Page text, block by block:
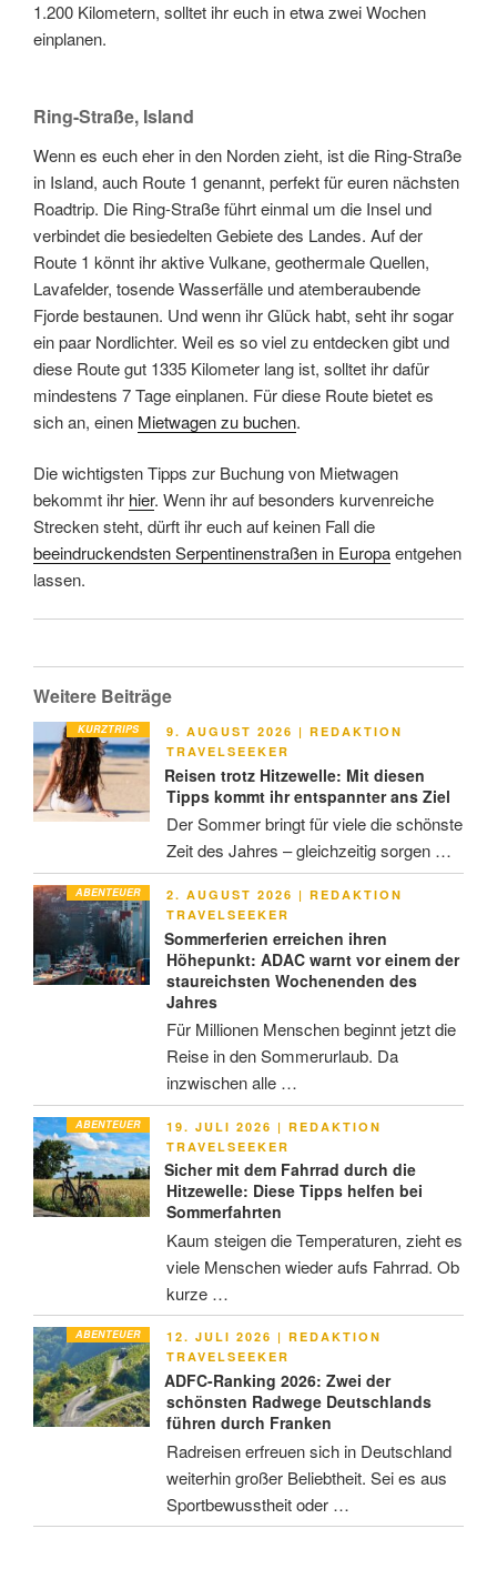
1.200 Kilometern, solltet ihr euch in etwa zwei Wochen
einplanen.
Ring-Straße, Island
Wenn es euch eher in den Norden zieht, ist die Ring-Straße
in Island, auch Route 1 genannt, perfekt für euren nächsten
Roadtrip. Die Ring-Straße führt einmal um die Insel und
verbindet die besiedelten Gebiete des Landes. Auf der
Route 1 könnt ihr aktive Vulkane, geothermale Quellen,
Lavafelder, tosende Wasserfälle und atemberaubende
Fjorde bestaunen. Und wenn ihr Glück habt, seht ihr sogar
ein paar Nordlichter. Weil es so viel zu entdecken gibt und
diese Route gut 1335 Kilometer lang ist, solltet ihr dafür
mindestens 7 Tage einplanen. Für diese Route bietet es
sich an, einen Mietwagen zu buchen.
Die wichtigsten Tipps zur Buchung von Mietwagen
bekommt ihr hier. Wenn ihr auf besonders kurvenreiche
Strecken steht, dürft ihr euch auf keinen Fall die
beeindruckendsten Serpentinenstraßen in Europaentgehen
lassen.
Weitere Beiträge
KURZTRIPS
VERÖFFENTLICHT
AM
9. AUGUST 2026 | REDAKTION
TRAVELSEEKER
Reisen trotz Hitzewelle: Mit diesen
Tipps kommt ihr entspannter ans Ziel
Der Sommer bringt für viele die schönste
Zeit des Jahres – gleichzeitig sorgen …
ABENTEUER
VERÖFFENTLICHT
AM
2. AUGUST 2026 | REDAKTION
TRAVELSEEKER
Sommerferien erreichen ihren
Höhepunkt: ADAC warnt vor einem der
staureichsten Wochenenden des
Jahres
Für Millionen Menschen beginnt jetzt die
Reise in den Sommerurlaub. Da
inzwischen alle …
ABENTEUER
VERÖFFENTLICHT
AM
19. JULI 2026 | REDAKTION
TRAVELSEEKER
Sicher mit dem Fahrrad durch die
Hitzewelle: Diese Tipps helfen bei
Sommerfahrten
Kaum steigen die Temperaturen, zieht es
viele Menschen wieder aufs Fahrrad. Ob
kurze …
ABENTEUER
VERÖFFENTLICHT
AM
12. JULI 2026 | REDAKTION
TRAVELSEEKER
ADFC-Ranking 2026: Zwei der
schönsten Radwege Deutschlands
führen durch Franken
Radreisen erfreuen sich in Deutschland
weiterhin großer Beliebtheit. Sei es aus
Sportbewusstheit oder …